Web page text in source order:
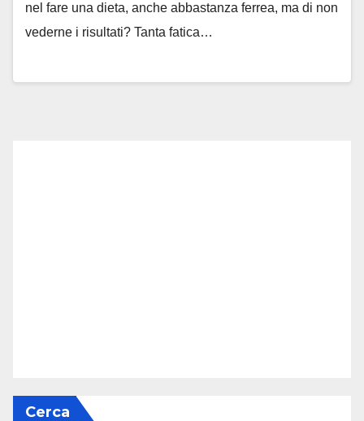
nel fare una dieta, anche abbastanza ferrea, ma di non
vederne i risultati? Tanta fatica…
Cerca